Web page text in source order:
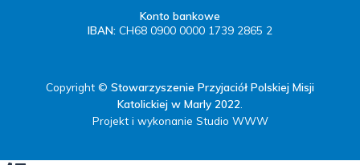
Konto bankowe
IBAN: CH68 0900 0000 1739 2865 2
Copyright © Stowarzyszenie Przyjaciół Polskiej Misji
Katolickiej w Marly 2022
Projekt i wykonanie Studio WWW